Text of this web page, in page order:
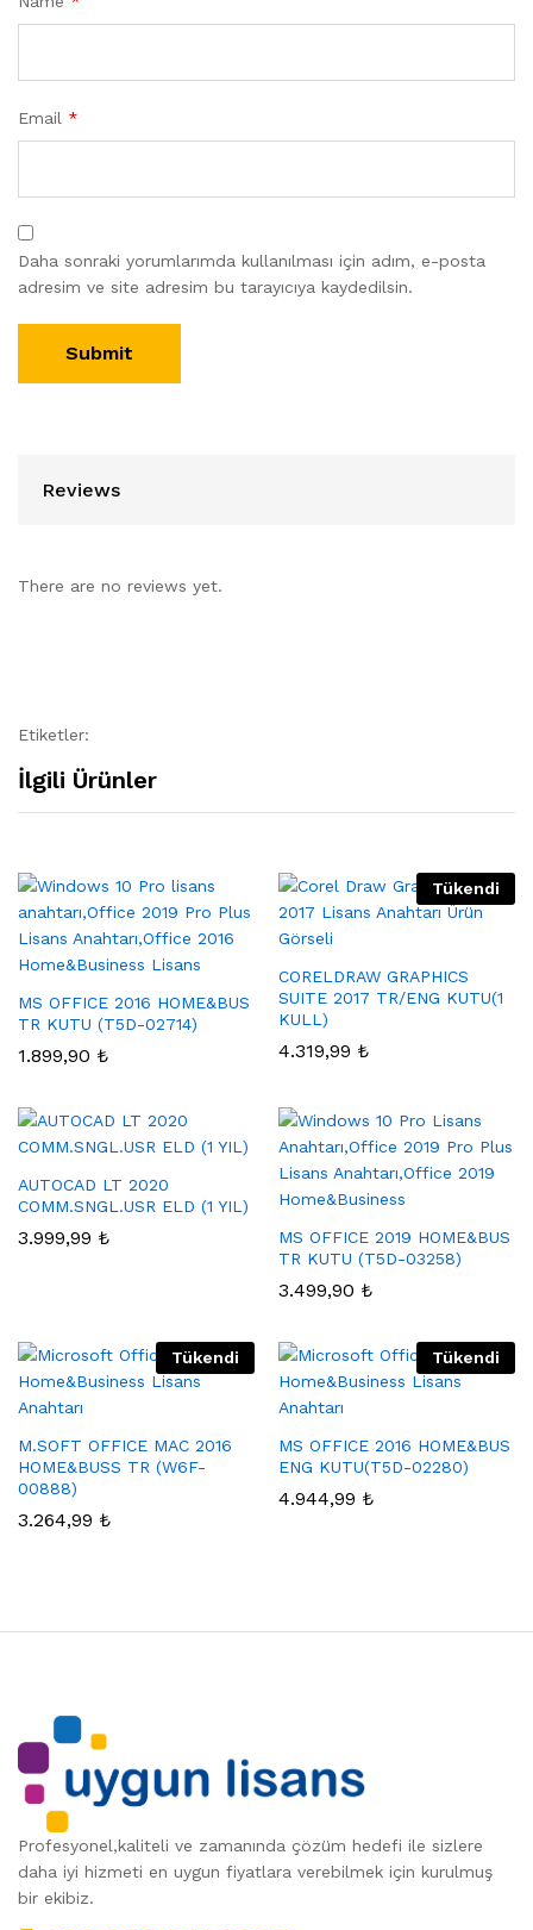
Email *
Daha sonraki yorumlarımda kullanılması için adım, e-posta
adresim ve site adresim bu tarayıcıya kaydedilsin.
Reviews
There are no reviews yet.
Etiketler:
İlgili Ürünler
MS OFFICE 2016 HOME&BUS
TR KUTU (T5D-02714)
1.899,90 ₺
Tükendi
CORELDRAW GRAPHICS
SUITE 2017 TR/ENG KUTU(1
KULL)
4.319,99 ₺
AUTOCAD LT 2020
COMM.SNGL.USR ELD (1 YIL)
3.999,99 ₺
MS OFFICE 2019 HOME&BUS
TR KUTU (T5D-03258)
3.499,90 ₺
Tükendi
M.SOFT OFFICE MAC 2016
HOME&BUSS TR (W6F-
00888)
3.264,99 ₺
Tükendi
MS OFFICE 2016 HOME&BUS
ENG KUTU(T5D-02280)
4.944,99 ₺
Profesyonel,kaliteli ve zamanında çözüm hedefi ile sizlere
daha iyi hizmeti en uygun fiyatlara verebilmek için kurulmuş
bir ekibiz.